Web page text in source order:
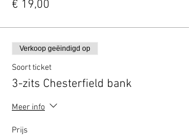
€ 19,00
Verkoop geëindigd op
Soort ticket
3-zits Chesterfield bank
Meer info
Prijs